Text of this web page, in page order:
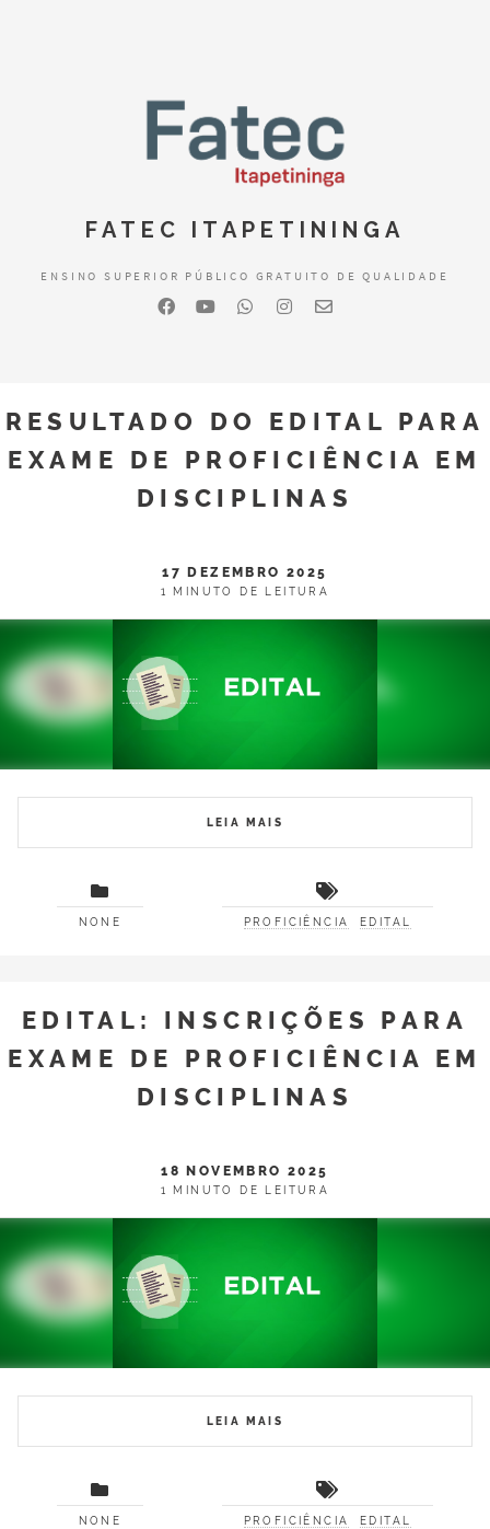
FATEC ITAPETININGA
ENSINO SUPERIOR PÚBLICO GRATUITO DE QUALIDADE
RESULTADO DO EDITAL PARA
EXAME DE PROFICIÊNCIA EM
DISCIPLINAS
17 DEZEMBRO 2025
1 MINUTO DE LEITURA
LEIA MAIS
NONE PROFICIÊNCIA EDITAL
EDITAL: INSCRIÇÕES PARA
EXAME DE PROFICIÊNCIA EM
DISCIPLINAS
18 NOVEMBRO 2025
1 MINUTO DE LEITURA
LEIA MAIS
NONE PROFICIÊNCIA EDITAL